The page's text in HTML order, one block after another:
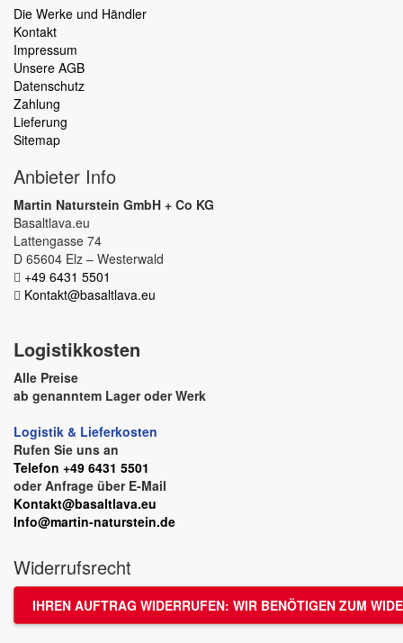
Die Werke und Händler
Kontakt
Impressum
Unsere AGB
Datenschutz
Zahlung
Lieferung
Sitemap
Anbieter Info
Martin Naturstein GmbH + Co KG
Basaltlava.eu
Lattengasse 74
D 65604 Elz – Westerwald
+49 6431 5501
Kontakt@basaltlava.eu
Logistikkosten
Alle Preise
ab genanntem Lager oder Werk
Logistik & Lieferkosten
Rufen Sie uns an
Telefon +49 6431 5501
oder Anfrage über E-Mail
Kontakt@basaltlava.eu
Info@martin-naturstein.de
Widerrufsrecht
IHREN AUFTRAG WIDERRUFEN: WIR BENÖTIGEN ZUM